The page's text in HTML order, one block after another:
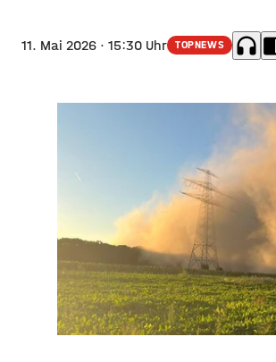
11. Mai 2026 · 15:30 Uhr TOPNEWS headphones